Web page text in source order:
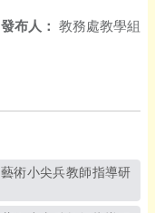
發布人： 教務處教學組
開新視窗